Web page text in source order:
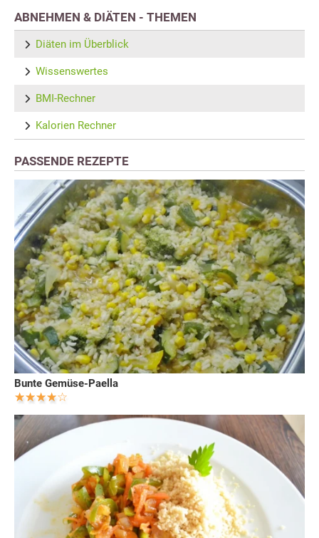
ABNEHMEN & DIÄTEN - THEMEN
Diäten im Überblick
Wissenswertes
BMI-Rechner
Kalorien Rechner
PASSENDE REZEPTE
Bunte Gemüse-Paella